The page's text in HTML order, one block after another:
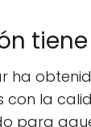
ha
con la
para